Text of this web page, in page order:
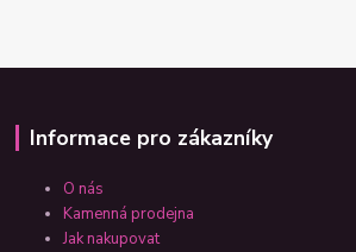
Informace pro zákazníky
O nás
Kamenná prodejna
Jak nakupovat